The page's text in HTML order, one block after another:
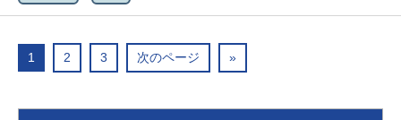
1 2 3 次のページ »